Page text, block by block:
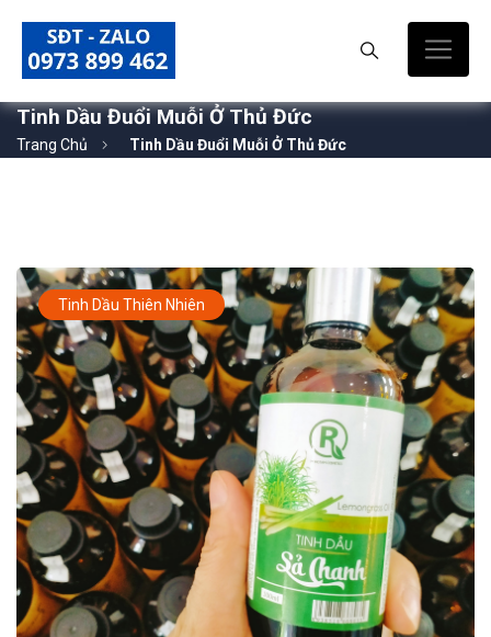
Tinh Dầu Đuổi Muỗi Ở Thủ Đức
Trang Chủ Tinh Dầu Đuổi Muỗi Ở Thủ Đức
Tinh Dầu Thiên Nhiên